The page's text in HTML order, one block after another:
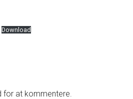
Download
for at kommentere.